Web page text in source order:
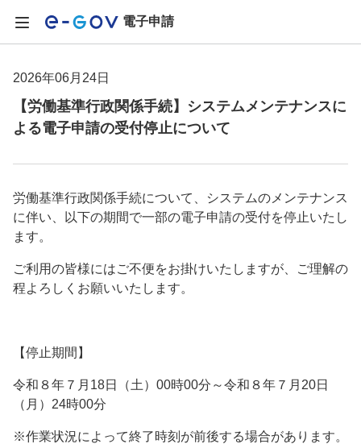
電子申請
2026年06月24日
【労働基準行政関係手続】システムメンテナンスに
よる電子申請の受付停止について
労働基準行政関係手続について、システムのメンテナンス
に伴い、以下の期間で一部の電子申請の受付を停止いたし
ます。
ご利用の皆様にはご不便をお掛けいたしますが、ご理解の
程よろしくお願いいたします。
【停止期間】
令和８年７月18日（土）00時00分～令和８年７月20日
（月）24時00分
※作業状況によって終了時刻が前後する場合があります。